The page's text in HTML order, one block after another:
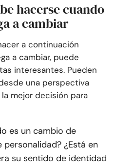
hacerse cuando
a cambiar
a continuación
a cambiar, puede
interesantes. Pueden
una perspectiva
mejor decisión para
es un cambio de
¿Está en
su sentido de identidad